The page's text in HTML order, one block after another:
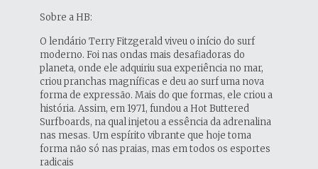
Sobre a HB:
O lendário Terry Fitzgerald viveu o início do surf
moderno. Foi nas ondas mais desafiadoras do
planeta, onde ele adquiriu sua experiência no mar,
criou pranchas magníficas e deu ao surf uma nova
forma de expressão. Mais do que formas, ele criou a
história. Assim, em 1971, fundou a Hot Buttered
Surfboards, na qual injetou a essência da adrenalina
nas mesas. Um espírito vibrante que hoje toma
forma não só nas praias, mas em todos os esportes
radicais